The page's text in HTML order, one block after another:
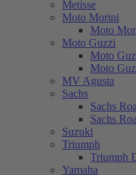
Metisse
Moto Morini
Moto
Moto Guzzi
Moto
Moto
MV Agusta
Sachs
Sachs
Sachs
Suzuki
Triumph
Triumph
Yamaha